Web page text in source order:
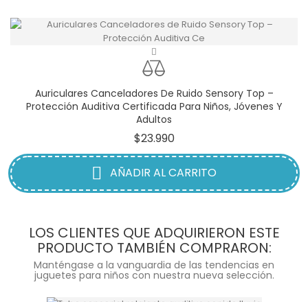
Auriculares Canceladores De Ruido Sensory Top –
Protección Auditiva Certificada Para Niños, Jóvenes Y
Adultos
$23.990Precio
AÑADIR AL CARRITO
LOS CLIENTES QUE ADQUIRIERON ESTE
PRODUCTO TAMBIÉN COMPRARON:
Manténgase a la vanguardia de las tendencias en
juguetes para niños con nuestra nueva selección.